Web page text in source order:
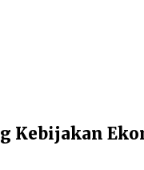
Kebijakan